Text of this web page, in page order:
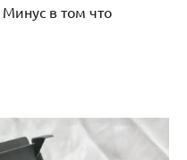
в том что